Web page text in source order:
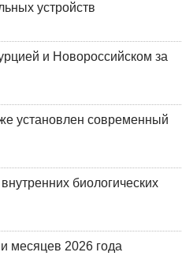
устройств
и Новороссийском за
установлен современный
биологических
месяцев 2026 года